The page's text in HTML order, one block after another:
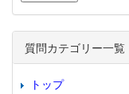
質問カテゴリー一覧
トップ